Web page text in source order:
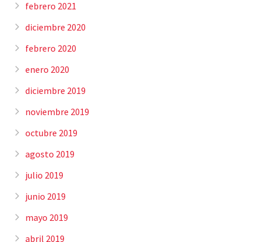
febrero 2021
diciembre 2020
febrero 2020
enero 2020
diciembre 2019
noviembre 2019
octubre 2019
agosto 2019
julio 2019
junio 2019
mayo 2019
abril 2019